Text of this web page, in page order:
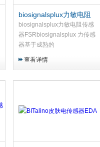
biosignalsplux力敏电阻
传感器FSR
biosignalsplux力敏电阻传感
器FSRbiosignalsplux 力传感
器基于成熟的
Inc.）和 Force Sensing
查看详情